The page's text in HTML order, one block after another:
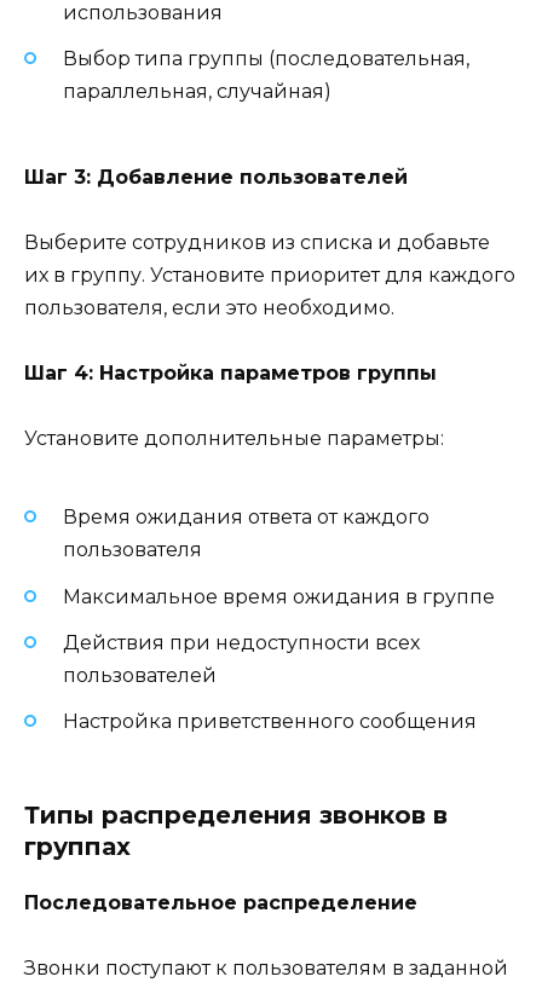
использования
Выбор типа группы (последовательная,
параллельная, случайная)
Шаг 3: Добавление пользователей
Выберите сотрудников из списка и добавьте
их в группу. Установите приоритет для каждого
пользователя, если это необходимо.
Шаг 4: Настройка параметров группы
Установите дополнительные параметры:
Время ожидания ответа от каждого
пользователя
Максимальное время ожидания в группе
Действия при недоступности всех
пользователей
Настройка приветственного сообщения
Типы распределения звонков в
группах
Последовательное распределение
Звонки поступают к пользователям в заданной